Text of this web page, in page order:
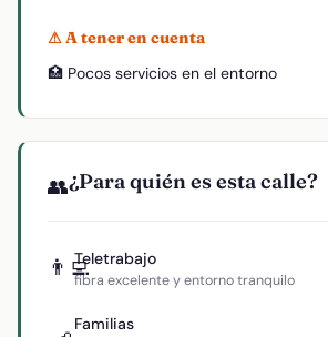
⚠ A tener en cuenta
🏥 Pocos servicios en el entorno
👥¿Para quién es esta calle?
👨‍💻Teletrabajo
fibra excelente y entorno tranquilo
Familias